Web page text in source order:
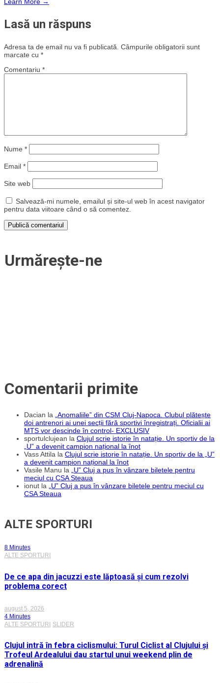
Lasă un răspuns
Adresa ta de email nu va fi publicată. Câmpurile obligatorii sunt
marcate cu *
Comentariu *
Nume *
Email *
Site web
Salvează-mi numele, emailul și site-ul web în acest navigator
pentru data viitoare când o să comentez.
Urmărește-ne
Comentarii primite
Dacian la „Anomaliile” din CSM Cluj-Napoca. Clubul plătește
doi antrenori ai unei secții fără sportivi înregistrați. Oficialii ai
MTS vor descinde în control- EXCLUSIV
sportulclujean la Clujul scrie istorie în natație. Un sportiv de la
„U” a devenit campion național la înot
Vass Attila la Clujul scrie istorie în natație. Un sportiv de la „U”
a devenit campion național la înot
Vasile Manu la „U” Cluj a pus în vânzare biletele pentru
meciul cu CSA Steaua
ionut la „U” Cluj a pus în vânzare biletele pentru meciul cu
CSA Steaua
ALTE SPORTURI
8 Minutes
ALTE SPORTURI
De ce apa din jacuzzi este lăptoasă și cum rezolvi
problema corect
august 5, 2026
4 Minutes
ALTE SPORTURI SLIDER
Clujul intră în febra ciclismului: Turul Ciclist al Clujului și
Trofeul Ardealului dau startul unui weekend plin de
adrenalină